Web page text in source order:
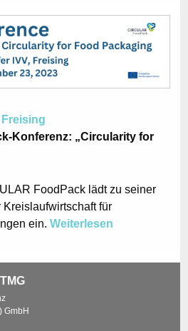
Freising
Konferenz: „Circularity for
FoodPack lädt zu seiner
für
ein. Weiterlesen
GmbH